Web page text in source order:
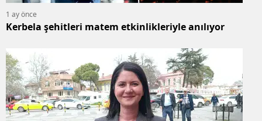
1 ay önce
Kerbela şehitleri matem etkinlikleriyle anılıyor